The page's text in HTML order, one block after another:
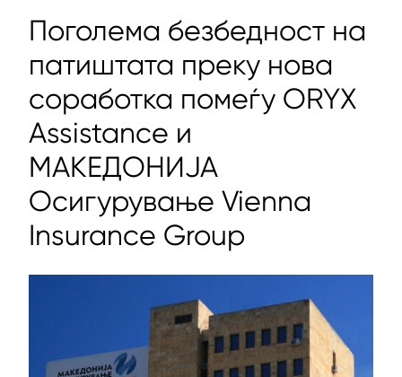
Поголема безбедност на
патиштата преку нова
соработка помеѓу ORYX
Assistance и
МАКЕДОНИЈА
Oсигурување Vienna
Insurance Group